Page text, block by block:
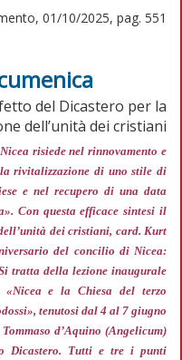
01/10/2025, pag. 551
del Dicastero per la
dell’unità dei cristiani
risiede nel rinnovamento e
rivitalizzazione di uno stile di
e nel recupero di una data
. Con questa efficace sintesi il
dei cristiani, card. Kurt
del concilio di Nicea:
tratta della lezione inaugurale
«Nicea e la Chiesa del terzo
tenutosi dal 4 al 7 giugno
d’Aquino (Angelicum)
Dicastero. Tutti e tre i punti